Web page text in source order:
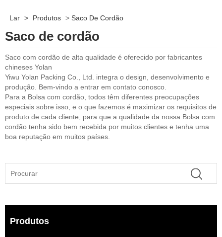
Lar > Produtos > Saco De Cordão
Saco de cordão
Saco com cordão de alta qualidade é oferecido por fabricantes
chineses Yolan
Yiwu Yolan Packing Co., Ltd. integra o design, desenvolvimento e
produção. Bem-vindo a entrar em contato conosco.
Para a Bolsa com cordão, todos têm diferentes preocupações
especiais sobre isso, e o que fazemos é maximizar os requisitos de
produto de cada cliente, para que a qualidade da nossa Bolsa com
cordão tenha sido bem recebida por muitos clientes e tenha uma
boa reputação em muitos países.
Produtos